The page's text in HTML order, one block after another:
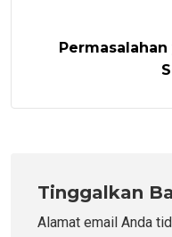
Tinggalkan
Alamat email Anda